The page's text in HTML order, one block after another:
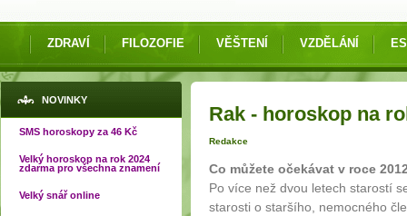
ZDRAVÍ FILOZOFIE VĚŠTENÍ VZDĚLÁNÍ
NOVINKY
SMS horoskopy za 46 Kč
Velký horoskop na rok 2024
zdarma pro všechna znamení
Velký snář online
Rak - horoskop na
Redakce
Co můžete očekávat v roce
Po více než dvou letech starostí
starosti o staršího, nemocného